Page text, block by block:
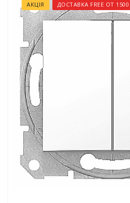
АКЦІЯ ДОСТАВКА FREE ОТ